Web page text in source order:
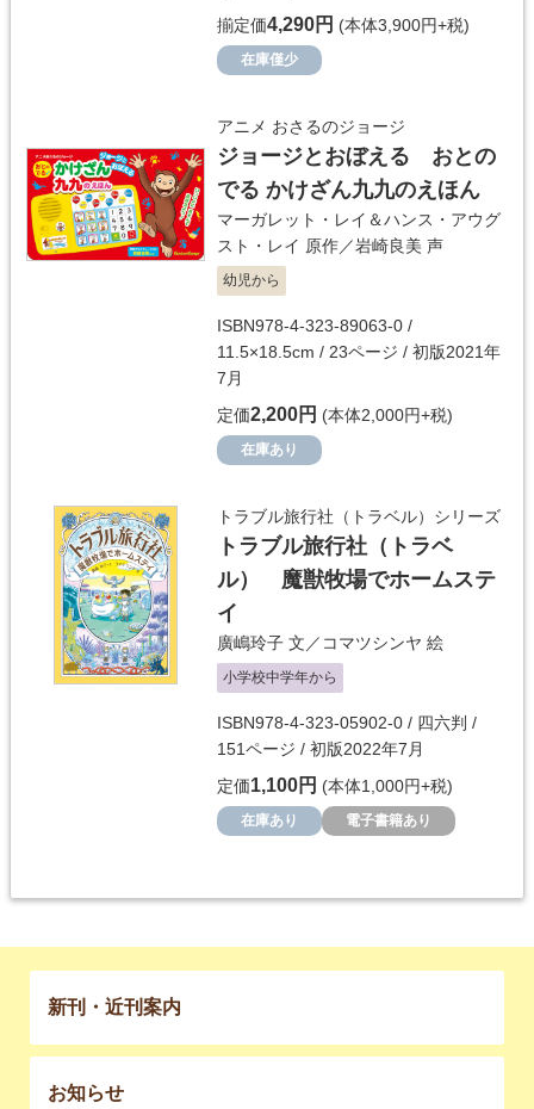
揃定価4,290円 (本体3,900円+税)
在庫僅少
アニメ おさるのジョージ
ジョージとおぼえる おとの
でる かけざん九九のえほん
マーガレット・レイ＆ハンス・アウグ
スト・レイ 原作／岩崎良美 声
幼児から
ISBN978-4-323-89063-0 /
11.5×18.5cm / 23ページ / 初版2021年
7月
定価2,200円 (本体2,000円+税)
在庫あり
トラブル旅行社（トラベル）シリーズ
トラブル旅行社（トラベ
ル） 魔獣牧場でホームステ
イ
廣嶋玲子 文／ コマツシンヤ 絵
小学校中学年から
ISBN978-4-323-05902-0 / 四六判 /
151ページ / 初版2022年7月
定価1,100円 (本体1,000円+税)
在庫あり 電子書籍あり
新刊・近刊案内
お知らせ